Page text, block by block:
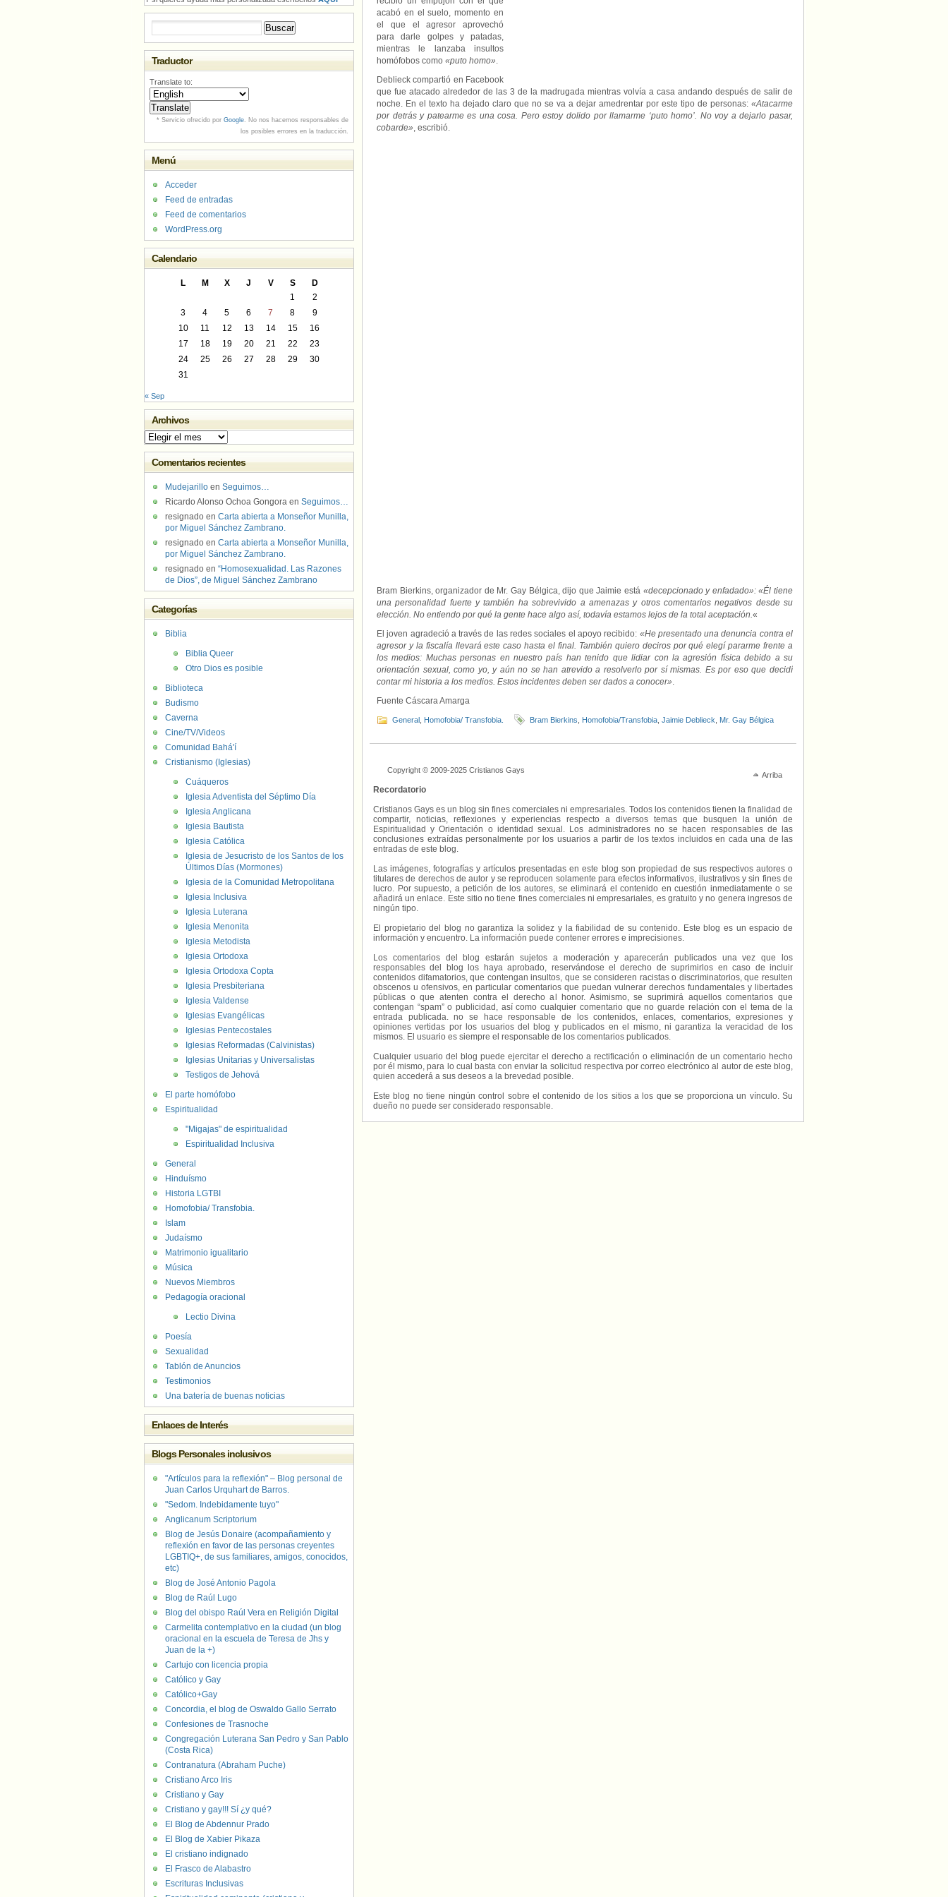
acabó en el suelo, momento en
el que el agresor aprovechó
para darle golpes y patadas,
mientras le lanzaba insultos
homófobos como «puto homo».
Deblieck compartió en Facebook
que fue atacado alrededor de las 3 de la madrugada mientras volvía a casa andando después de salir de
noche. En el texto ha dejado claro que no se va a dejar amedrentar por este tipo de personas: «Atacarme
por detrás y patearme es una cosa. Pero estoy dolido por llamarme ‘puto homo’. No voy a dejarlo pasar,
cobarde», escribió.
Bram Bierkins, organizador de Mr. Gay Bélgica, dijo que Jaimie está «decepcionado y enfadado»: «Él tiene
una personalidad fuerte y también ha sobrevivido a amenazas y otros comentarios negativos desde su
elección. No entiendo por qué la gente hace algo así, todavía estamos lejos de la total aceptación.«
El joven agradeció a través de las redes sociales el apoyo recibido: «He presentado una denuncia contra el
agresor y la fiscalía llevará este caso hasta el final. También quiero deciros por qué elegí pararme frente a
los medios: Muchas personas en nuestro país han tenido que lidiar con la agresión física debido a su
orientación sexual, como yo, y aún no se han atrevido a resolverlo por sí mismas. Es por eso que decidí
contar mi historia a los medios. Estos incidentes deben ser dados a conocer».
Fuente Cáscara Amarga
General Homofobia/ Transfobia. Bram Bierkins Homofobia/Transfobia Jaimie Deblieck Mr. Gay Bélgica
Arriba
Copyright © 2009-2025 Cristianos Gays
Recordatorio
Cristianos Gays es un blog sin fines comerciales ni empresariales. Todos los contenidos tienen la finalidad de
compartir, noticias, reflexiones y experiencias respecto a diversos temas que busquen la unión de
Espiritualidad y Orientación o identidad sexual. Los administradores no se hacen responsables de las
conclusiones extraídas personalmente por los usuarios a partir de los textos incluidos en cada una de las
entradas de este blog.
Las imágenes, fotografías y artículos presentadas en este blog son propiedad de sus respectivos autores o
titulares de derechos de autor y se reproducen solamente para efectos informativos, ilustrativos y sin fines de
lucro. Por supuesto, a petición de los autores, se eliminará el contenido en cuestión inmediatamente o se
añadirá un enlace. Este sitio no tiene fines comerciales ni empresariales, es gratuito y no genera ingresos de
ningún tipo.
El propietario del blog no garantiza la solidez y la fiabilidad de su contenido. Este blog es un espacio de
información y encuentro. La información puede contener errores e imprecisiones.
Los comentarios del blog estarán sujetos a moderación y aparecerán publicados una vez que los
responsables del blog los haya aprobado, reservándose el derecho de suprimirlos en caso de incluir
contenidos difamatorios, que contengan insultos, que se consideren racistas o discriminatorios, que resulten
obscenos u ofensivos, en particular comentarios que puedan vulnerar derechos fundamentales y libertades
públicas o que atenten contra el derecho al honor. Asimismo, se suprimirá aquellos comentarios que
contengan “spam” o publicidad, así como cualquier comentario que no guarde relación con el tema de la
entrada publicada. no se hace responsable de los contenidos, enlaces, comentarios, expresiones y
opiniones vertidas por los usuarios del blog y publicados en el mismo, ni garantiza la veracidad de los
mismos. El usuario es siempre el responsable de los comentarios publicados.
Cualquier usuario del blog puede ejercitar el derecho a rectificación o eliminación de un comentario hecho
por él mismo, para lo cual basta con enviar la solicitud respectiva por correo electrónico al autor de este blog,
quien accederá a sus deseos a la brevedad posible.
Este blog no tiene ningún control sobre el contenido de los sitios a los que se proporciona un vínculo. Su
dueño no puede ser considerado responsable.
Traductor
Translate to:
* Servicio ofrecido por Google. No nos hacemos responsables de
los posibles errores en la traducción.
Menú
Acceder
Feed de entradas
Feed de comentarios
WordPress.org
Calendario
L M X J V S
D
1
2
3
4 5 6 7 8
9
10
11 12 13 14 15
16
17
18 19 20 21 22
23
24
25 26 27 28 29
30
31
« Sep
Archivos
Archivos
Comentarios recientes
Mudejarillo en Seguimos…
Ricardo Alonso Ochoa Gongora en Seguimos…
resignado en Carta abierta a Monseñor Munilla,
por Miguel Sánchez Zambrano.
resignado en Carta abierta a Monseñor Munilla,
por Miguel Sánchez Zambrano.
resignado en “Homosexualidad. Las Razones
de Dios”, de Miguel Sánchez Zambrano
Categorías
Biblia
Biblia Queer
Otro Dios es posible
Biblioteca
Budismo
Caverna
Cine/TV/Videos
Comunidad Bahá'í
Cristianismo (Iglesias)
Cuáqueros
Iglesia Adventista del Séptimo Día
Iglesia Anglicana
Iglesia Bautista
Iglesia Católica
Iglesia de Jesucristo de los Santos de los
Últimos Días (Mormones)
Iglesia de la Comunidad Metropolitana
Iglesia Inclusiva
Iglesia Luterana
Iglesia Menonita
Iglesia Metodista
Iglesia Ortodoxa
Iglesia Ortodoxa Copta
Iglesia Presbiteriana
Iglesia Valdense
Iglesias Evangélicas
Iglesias Pentecostales
Iglesias Reformadas (Calvinistas)
Iglesias Unitarias y Universalistas
Testigos de Jehová
El parte homófobo
Espiritualidad
"Migajas" de espiritualidad
Espiritualidad Inclusiva
General
Hinduísmo
Historia LGTBI
Homofobia/ Transfobia.
Islam
Judaísmo
Matrimonio igualitario
Música
Nuevos Miembros
Pedagogía oracional
Lectio Divina
Poesía
Sexualidad
Tablón de Anuncios
Testimonios
Una batería de buenas noticias
Enlaces de Interés
Blogs Personales inclusivos
"Artículos para la reflexión" – Blog personal de
Juan Carlos Urquhart de Barros.
"Sedom. Indebidamente tuyo"
Anglicanum Scriptorium
Blog de Jesús Donaire (acompañamiento y
reflexión en favor de las personas creyentes
LGBTIQ+, de sus familiares, amigos, conocidos,
etc)
Blog de José Antonio Pagola
Blog de Raúl Lugo
Blog del obispo Raúl Vera en Religión Digital
Carmelita contemplativo en la ciudad (un blog
oracional en la escuela de Teresa de Jhs y
Juan de la +)
Cartujo con licencia propia
Católico y Gay
Católico+Gay
Concordia, el blog de Oswaldo Gallo Serrato
Confesiones de Trasnoche
Congregación Luterana San Pedro y San Pablo
(Costa Rica)
Contranatura (Abraham Puche)
Cristiano Arco Iris
Cristiano y Gay
Cristiano y gay!!! Sí ¿y qué?
El Blog de Abdennur Prado
El Blog de Xabier Pikaza
El cristiano indignado
El Frasco de Alabastro
Escrituras Inclusivas